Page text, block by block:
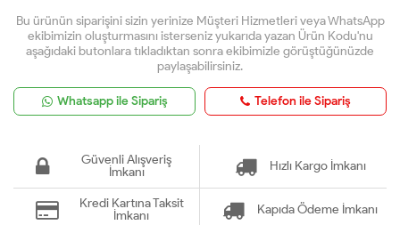
Bu ürünün siparişini sizin yerinize Müşteri Hizmetleri veya WhatsApp
ekibimizin oluşturmasını isterseniz yukarıda yazan Ürün Kodu'nu
aşağıdaki butonlara tıkladıktan sonra ekibimizle görüştüğünüzde
paylaşabilirsiniz.
Whatsapp ile Sipariş Telefon ile Sipariş
Güvenli Alışveriş
İmkanı
Hızlı Kargo İmkanı
Kredi Kartına Taksit
İmkanı
Kapıda Ödeme İmkanı